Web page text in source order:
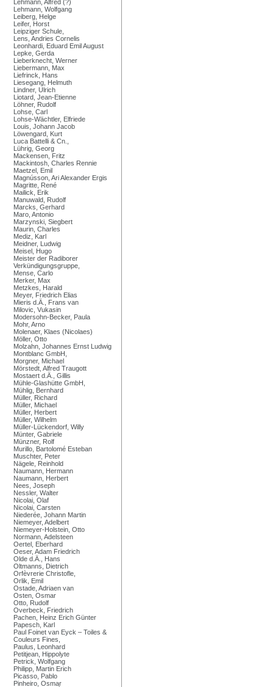
Lehmann, Alfred (?)
Lehmann, Wolfgang
Leiberg, Helge
Leifer, Horst
Leipziger Schule,
Lens, Andries Cornelis
Leonhardi, Eduard Emil August
Lepke, Gerda
Lieberknecht, Werner
Liebermann, Max
Liefrinck, Hans
Liesegang, Helmuth
Lindner, Ulrich
Liotard, Jean-Etienne
Löhner, Rudolf
Lohse, Carl
Lohse-Wächtler, Elfriede
Louis, Johann Jacob
Löwengard, Kurt
Luca Battelli & Cn.,
Lührig, Georg
Mackensen, Fritz
Mackintosh, Charles Rennie
Maetzel, Emil
Magnússon, Ari Alexander Ergis
Magritte, René
Mailick, Erik
Manuwald, Rudolf
Marcks, Gerhard
Maro, Antonio
Marzynski, Siegbert
Maurin, Charles
Mediz, Karl
Meidner, Ludwig
Meisel, Hugo
Meister der Radiborer
Verkündigungsgruppe,
Mense, Carlo
Merker, Max
Metzkes, Harald
Meyer, Friedrich Elias
Mieris d.Ä., Frans van
Milovic, Vukasin
Modersohn-Becker, Paula
Mohr, Arno
Molenaer, Klaes (Nicolaes)
Möller, Otto
Molzahn, Johannes Ernst Ludwig
Montblanc GmbH,
Morgner, Michael
Mörstedt, Alfred Traugott
Mostaert d.Ä., Gillis
Mühle-Glashütte GmbH,
Mühlig, Bernhard
Müller, Richard
Müller, Michael
Müller, Herbert
Müller, Wilhelm
Müller-Lückendorf, Willy
Münter, Gabriele
Münzner, Rolf
Murillo, Bartolomé Esteban
Muschter, Peter
Nägele, Reinhold
Naumann, Hermann
Naumann, Herbert
Nees, Joseph
Nessler, Walter
Nicolai, Olaf
Nicolai, Carsten
Niederée, Johann Martin
Niemeyer, Adelbert
Niemeyer-Holstein, Otto
Normann, Adelsteen
Oertel, Eberhard
Oeser, Adam Friedrich
Olde d.Ä., Hans
Oltmanns, Dietrich
Orfèvrerie Christofle,
Orlik, Emil
Ostade, Adriaen van
Osten, Osmar
Otto, Rudolf
Overbeck, Friedrich
Pachen, Heinz Erich Günter
Papesch, Karl
Paul Foinet van Eyck – Toiles &
Couleurs Fines,
Paulus, Leonhard
Petitjean, Hippolyte
Petrick, Wolfgang
Philipp, Martin Erich
Picasso, Pablo
Pinheiro, Osmar